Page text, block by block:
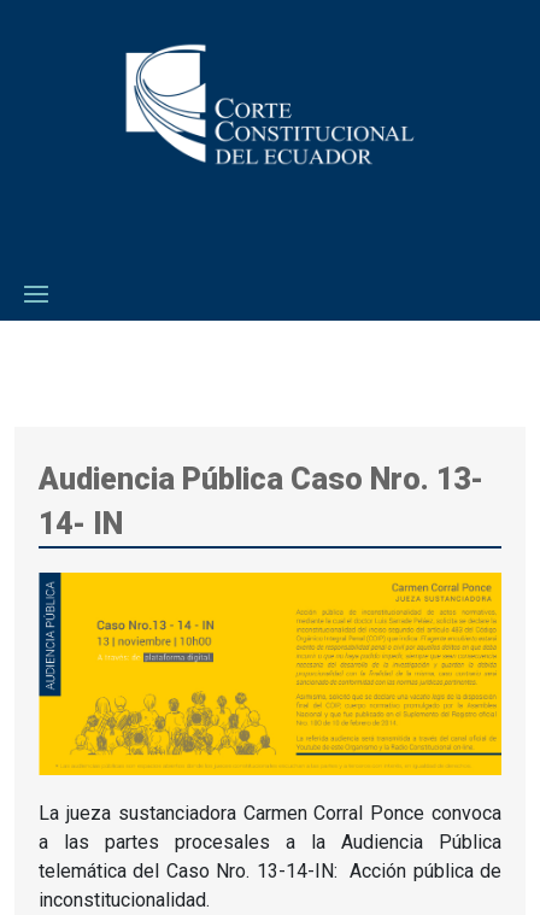
Audiencia Pública Caso Nro. 13-
14- IN
La jueza sustanciadora Carmen Corral Ponce convoca
a las partes procesales a la Audiencia Pública
telemática del Caso Nro. 13-14-IN:Acción pública de
inconstitucionalidad.